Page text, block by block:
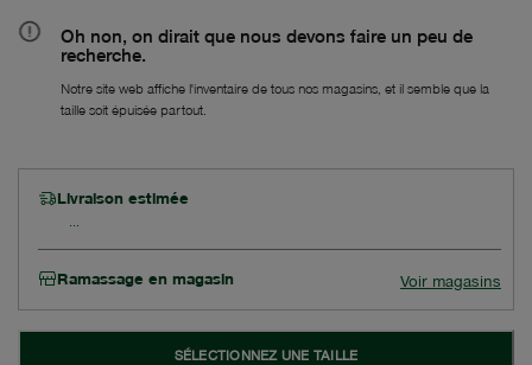
Oh non, on dirait que nous devons faire un peu de
recherche.
Notre site web affiche l'inventaire de tous nos magasins, et il semble que la
taille soit épuisée partout.
Livraison estimée
Ramassage en magasin Voir magasins
SÉLECTIONNEZ UNE TAILLE